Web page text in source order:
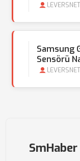
LEVERSNET
Samsung
Sensörü
LEVERSNET
SmHaber